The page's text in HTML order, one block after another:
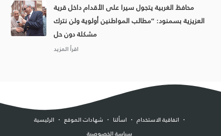
محافظ الغربية يتجول سيرا على الأقدام داخل قرية
العزيزية بسمنود: “مطالب المواطنين أولوية ولن نترك
مشكلة دون حل
الرئيسية شهادات الموقع اسألنا
اتفاقية الاستخدام
سياسة الخصوصية